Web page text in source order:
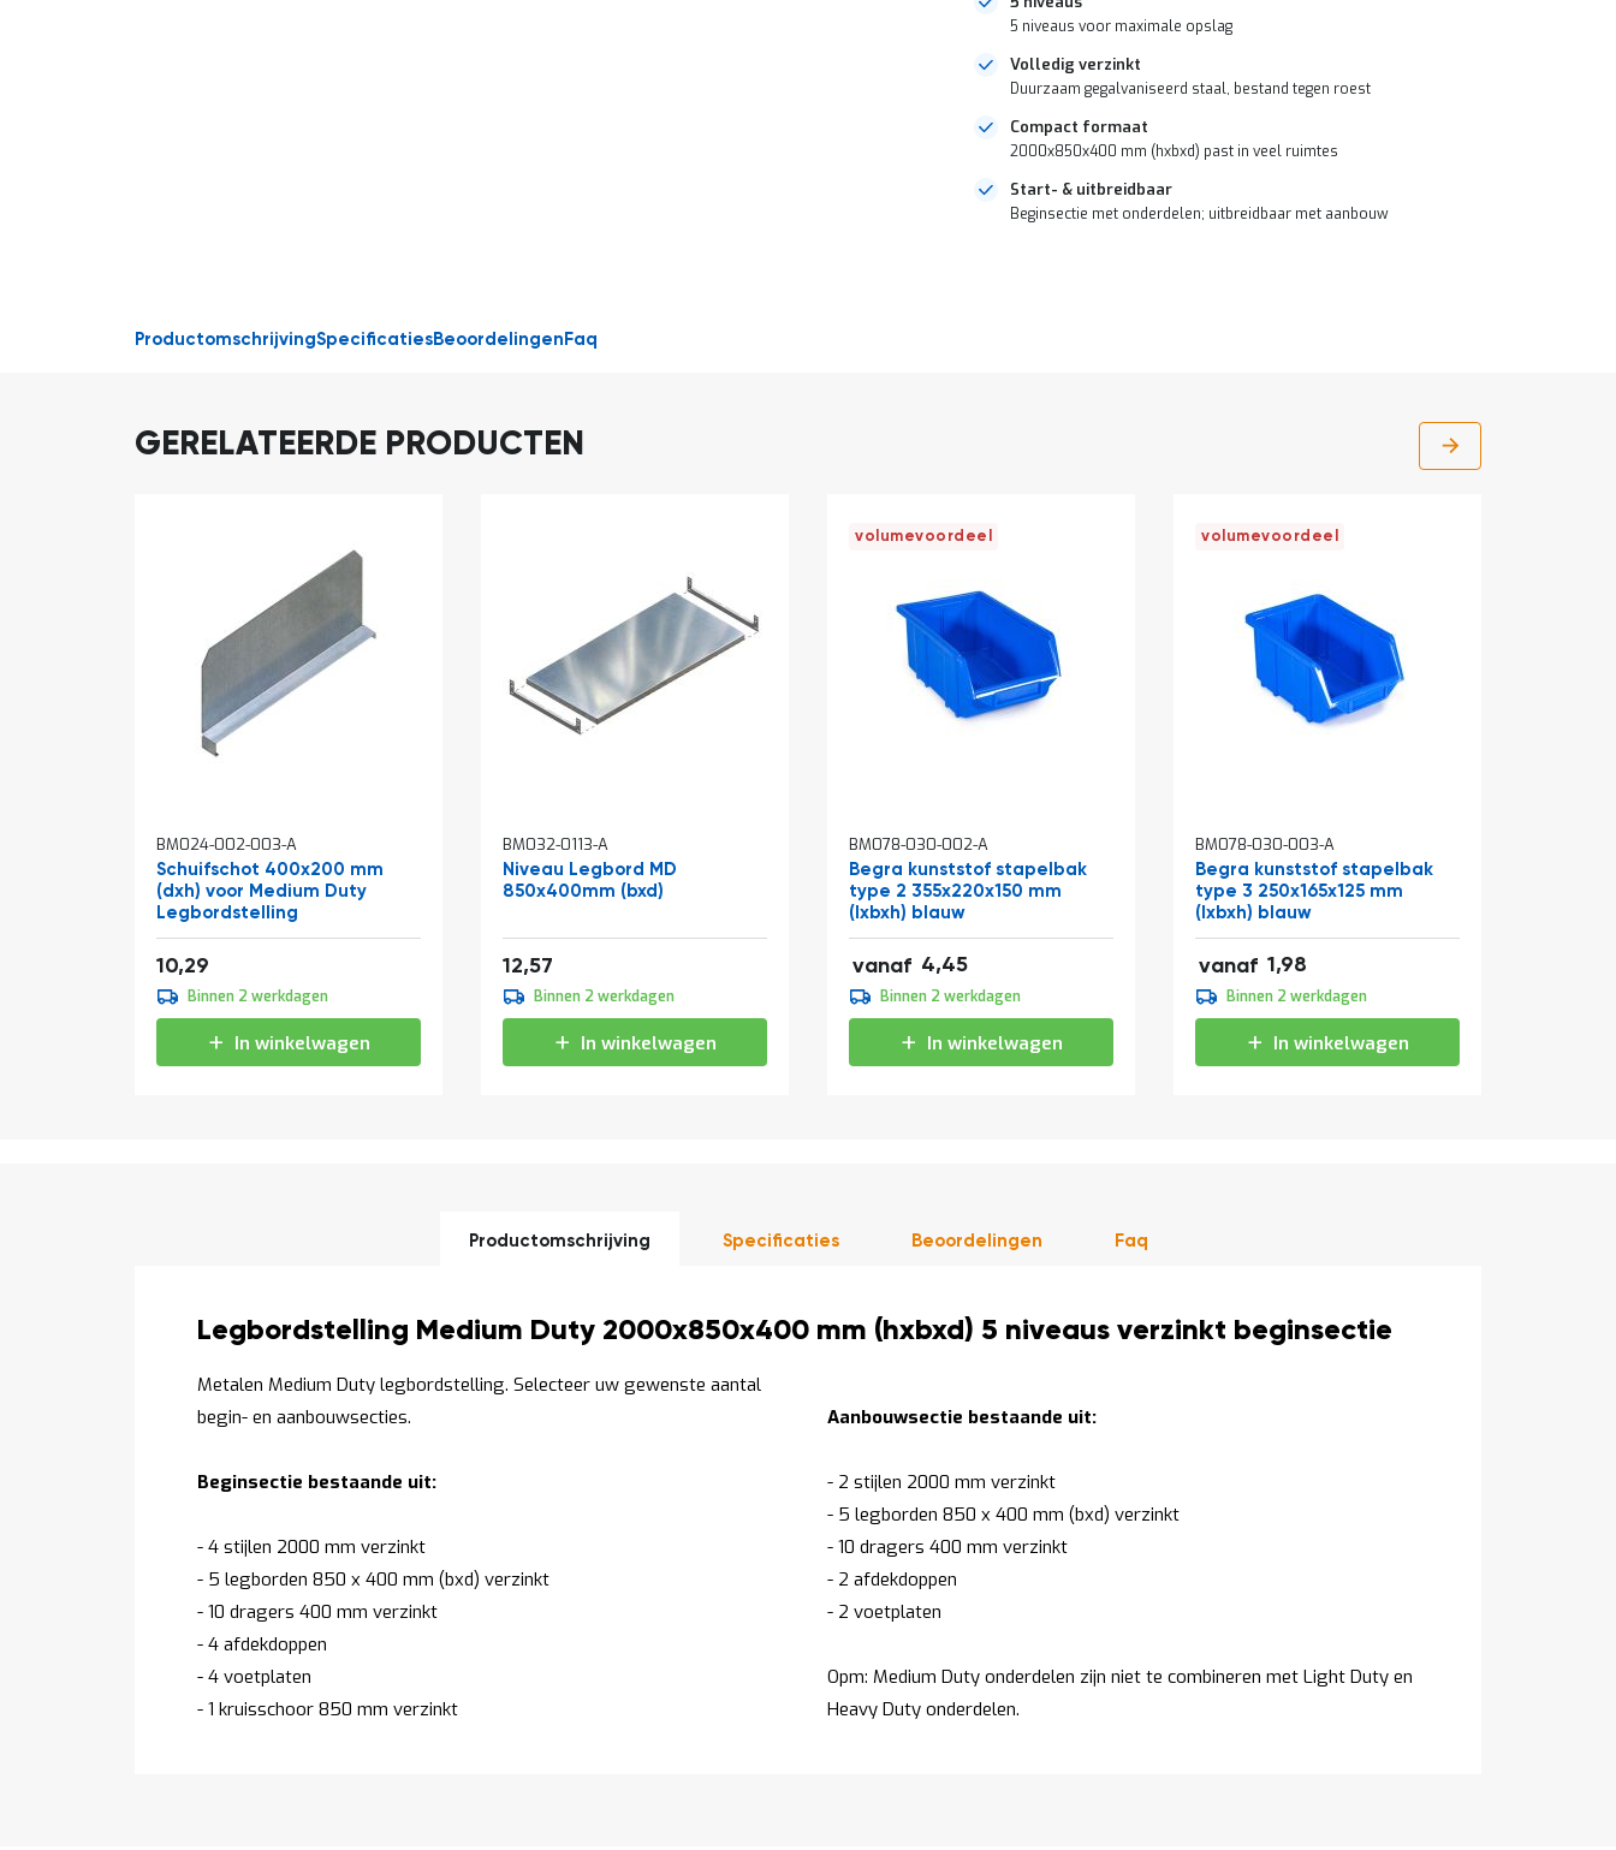
5 niveaus voor maximale opslag
Volledig verzinkt
Duurzaam gegalvaniseerd staal, bestand tegen roest
Compact formaat
2000x850x400 mm (hxbxd) past in veel ruimtes
Start- & uitbreidbaar
Beginsectie met onderdelen; uitbreidbaar met aanbouw
ProductomschrijvingSpecificaties Beoordelingen Faq
GERELATEERDE PRODUCTEN
BM024-002-003-A
Schuifschot 400x200 mm
(dxh) voor Medium Duty
Legbordstelling
10,29
Binnen 2 werkdagen
In winkelwagen
BM032-0113-A
Niveau Legbord MD
850x400mm (bxd)
Vanaf
12,57
Binnen 2 werkdagen
In winkelwagen
volumevoordeel
BM078-030-002-A
Begra kunststof stapelbak
type 2 355x220x150 mm
(lxbxh) blauw
vanaf 4,45
5,38
4,95
5,99Binnen 2 werkdagen
In winkelwagen
volumevoordeel
BM078-030-003-A
Begra kunststof stapelbak
type 3 250x165x125 mm
(lxbxh) blauw
vanaf 1,98
2,40
2,20
2,66Binnen 2 werkdagen
In winkelwagen
Productomschrijving
Productomschrijving
Legbordstelling Medium Duty 2000x850x400 mm (hxbxd) 5 niveaus verzinkt beginsectie
Metalen Medium Duty legbordstelling. Selecteer uw gewenste aantal
begin- en aanbouwsecties.
Beginsectie bestaande uit:
- 4 stijlen 2000 mm verzinkt
- 5 legborden 850 x 400 mm (bxd) verzinkt
- 10 dragers 400 mm verzinkt
- 4 afdekdoppen
- 4 voetplaten
- 1 kruisschoor 850 mm verzinkt
Aanbouwsectie bestaande uit:
- 2 stijlen 2000 mm verzinkt
- 5 legborden 850 x 400 mm (bxd) verzinkt
- 10 dragers 400 mm verzinkt
- 2 afdekdoppen
- 2 voetplaten
Opm: Medium Duty onderdelen zijn niet te combineren met Light Duty en
Heavy Duty onderdelen.
Specificaties Beoordelingen Faq